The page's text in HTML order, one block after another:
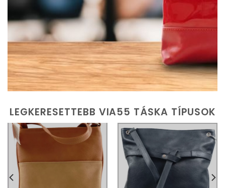
LEGKERESETTEBB VIA55 TÁSKA TÍPUSOK